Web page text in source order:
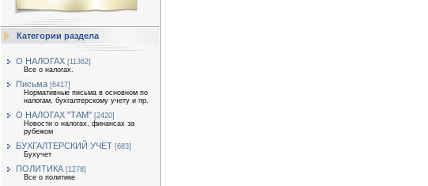
Категории раздела
О НАЛОГАХ [11362]
Все о налогах.
Письма [6417]
Нормативные письма в основном по
налогам, бухгалтерскому учету и пр.
О НАЛОГАХ "ТАМ" [2420]
Новости о налогах, финансах за
рубежом
БУХГАЛТЕРСКИЙ УЧЕТ [683]
Бухучет
ПОЛИТИКА [1278]
Все о политике